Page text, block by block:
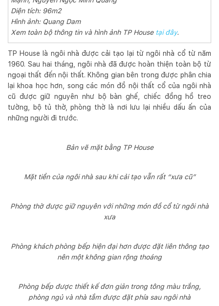
Diện tích: 96m2
Hình ảnh: Quang Dam
Xem toàn bộ thông tin và hình ảnh TP House tại đây.
TP House là ngôi nhà được cải tạo lại từ ngôi nhà cổ từ năm
1960. Sau hai tháng, ngôi nhà đã được hoàn thiện toàn bộ từ
ngoại thất đến nội thất. Không gian bên trong được phân chia
lại khoa học hơn, song các món đồ nội thất cổ của ngôi nhà
cũ được giữ nguyên như bộ bàn ghế, chiếc đồng hồ treo
tường, bộ tủ thờ, phòng thờ là nơi lưu lại nhiều dấu ấn của
những người đi trước.
Bản vẽ mặt bằng TP House
Mặt tiền của ngôi nhà sau khi cải tạo vẫn rất “xưa cũ”
Phòng thờ được giữ nguyên với những món đồ cổ từ ngôi nhà
xưa
Phòng khách phòng bếp hiện đại hơn được đặt liên thông tạo
nên một không gian rộng thoáng
Phòng bếp được thiết kế đơn giản trong tông màu trắng,
phòng ngủ và nhà tắm được đặt phía sau ngôi nhà